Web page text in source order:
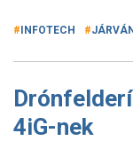
INFOTECH
4iG-nek